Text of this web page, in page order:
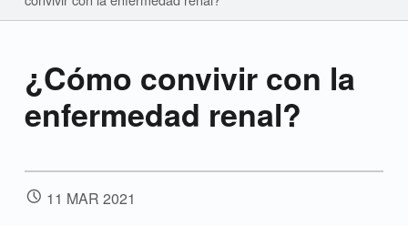
¿Cómo convivir con la
enfermedad renal?
POSTED ON:
11 MAR 2021